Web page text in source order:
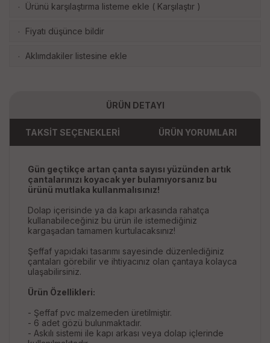
· Ürünü karşılaştırma listeme ekle ( Karşılaştır )
· Fiyatı düşünce bildir
· Aklımdakiler listesine ekle
ÜRÜN DETAYI
TAKSİT SEÇENEKLERİ ÜRÜN YORUMLARI
Gün geçtikçe artan çanta sayısı yüzünden artık
çantalarınızı koyacak yer bulamıyorsanız bu
ürünü mutlaka kullanmalısınız!
Dolap içerisinde ya da kapı arkasında rahatça
kullanabileceğiniz bu ürün ile istemediğiniz
kargaşadan tamamen kurtulacaksınız!
Şeffaf yapıdaki tasarımı sayesinde düzenlediğiniz
çantaları görebilir ve ihtiyacınız olan çantaya kolayca
ulaşabilirsiniz.
Ürün Özellikleri:
- Şeffaf pvc malzemeden üretilmiştir.
- 6 adet gözü bulunmaktadır.
- Askılı sistemi ile kapı arkası veya dolap içlerinde